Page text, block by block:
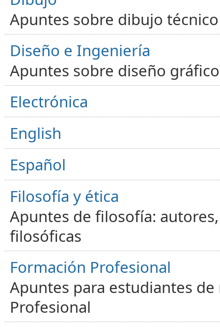
Apuntes sobre dibujo
Diseño e Ingeniería
Apuntes sobre diseño
Electrónica
English
Español
Filosofía y ética
Apuntes de filosofía:
filosóficas
Formación Profesional
Apuntes para estudiantes
Profesional